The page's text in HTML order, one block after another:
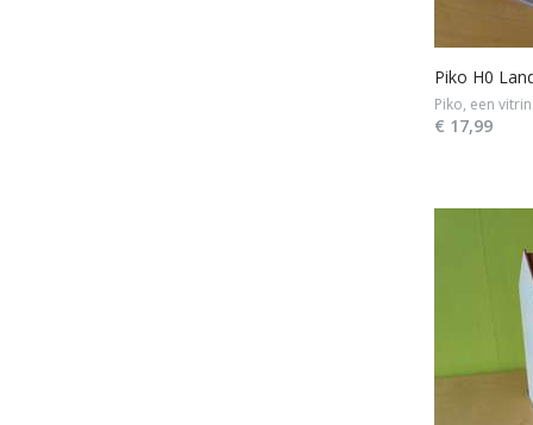
Piko H0
Piko, een
€ 17,99